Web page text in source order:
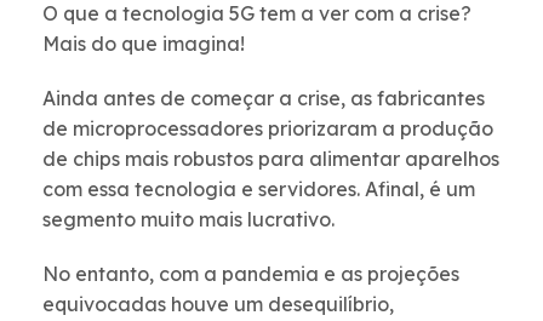
O que a tecnologia 5G tem a ver com a crise?
Mais do que imagina!
Ainda antes de começar a crise, as fabricantes
de microprocessadores priorizaram a produção
de chips mais robustos para alimentar aparelhos
com essa tecnologia e servidores. Afinal, é um
segmento muito mais lucrativo.
No entanto, com a pandemia e as projeções
equivocadas houve um desequilíbrio,